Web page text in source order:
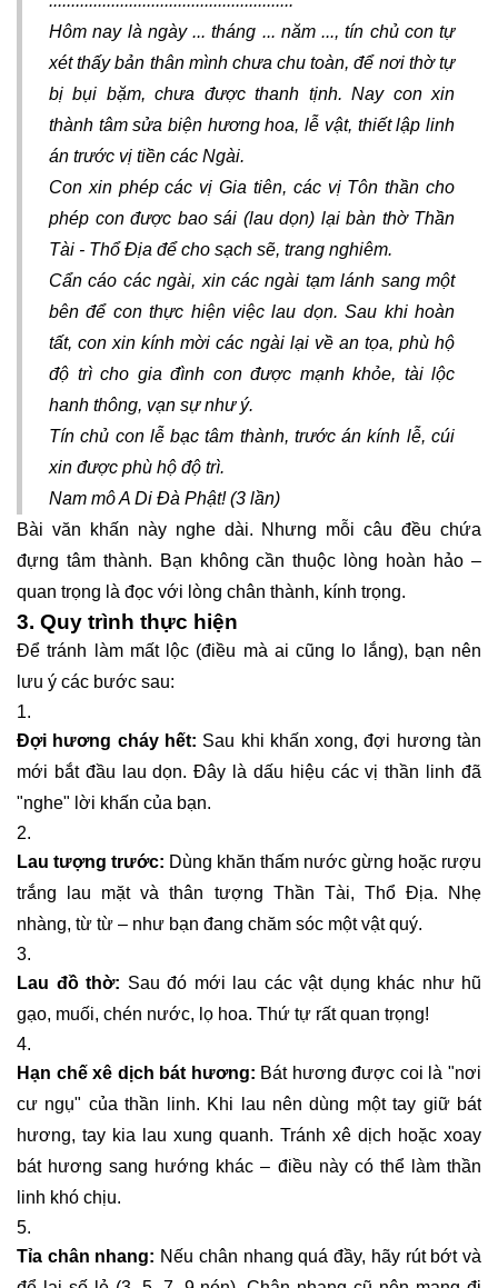
Hôm nay là ngày ... tháng ... năm ..., tín chủ con tự
xét thấy bản thân mình chưa chu toàn, để nơi thờ tự
bị bụi bặm, chưa được thanh tịnh. Nay con xin
thành tâm sửa biện hương hoa, lễ vật, thiết lập linh
án trước vị tiền các Ngài.
Con xin phép các vị Gia tiên, các vị Tôn thần cho
phép con được bao sái (lau dọn) lại bàn thờ Thần
Tài - Thổ Địa để cho sạch sẽ, trang nghiêm.
Cẩn cáo các ngài, xin các ngài tạm lánh sang một
bên để con thực hiện việc lau dọn. Sau khi hoàn
tất, con xin kính mời các ngài lại về an tọa, phù hộ
độ trì cho gia đình con được mạnh khỏe, tài lộc
hanh thông, vạn sự như ý.
Tín chủ con lễ bạc tâm thành, trước án kính lễ, cúi
xin được phù hộ độ trì.
Nam mô A Di Đà Phật! (3 lần)
Bài văn khấn này nghe dài. Nhưng mỗi câu đều chứa
đựng tâm thành. Bạn không cần thuộc lòng hoàn hảo –
quan trọng là đọc với lòng chân thành, kính trọng.
3. Quy trình thực hiện
Để tránh làm mất lộc (điều mà ai cũng lo lắng), bạn nên
lưu ý các bước sau:
Đợi hương cháy hết: Sau khi khấn xong, đợi hương tàn
mới bắt đầu lau dọn. Đây là dấu hiệu các vị thần linh đã
"nghe" lời khấn của bạn.
Lau tượng trước: Dùng khăn thấm nước gừng hoặc rượu
trắng lau mặt và thân tượng Thần Tài, Thổ Địa. Nhẹ
nhàng, từ từ – như bạn đang chăm sóc một vật quý.
Lau đồ thờ: Sau đó mới lau các vật dụng khác như hũ
gạo, muối, chén nước, lọ hoa. Thứ tự rất quan trọng!
Hạn chế xê dịch bát hương: Bát hương được coi là "nơi
cư ngụ" của thần linh. Khi lau nên dùng một tay giữ bát
hương, tay kia lau xung quanh. Tránh xê dịch hoặc xoay
bát hương sang hướng khác – điều này có thể làm thần
linh khó chịu.
Tỉa chân nhang: Nếu chân nhang quá đầy, hãy rút bớt và